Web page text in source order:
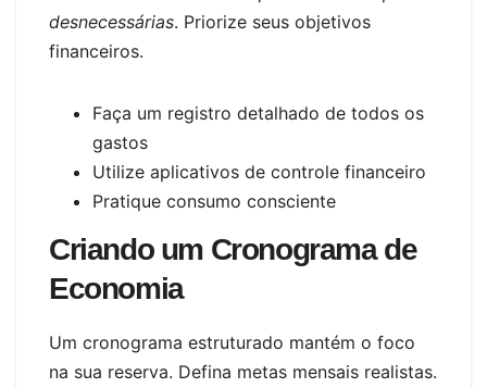
desnecessárias. Priorize seus objetivos
financeiros.
Faça um registro detalhado de todos os
gastos
Utilize aplicativos de controle financeiro
Pratique consumo consciente
Criando um Cronograma de
Economia
Um cronograma estruturado mantém o foco
na sua reserva. Defina metas mensais realistas.